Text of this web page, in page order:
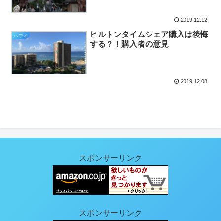
2019.12.12
ハワイ
ヒルトンタイムシェア購入は後悔
する？！購入者の意見
2019.12.08
スポンサーリンク
スポンサーリンク